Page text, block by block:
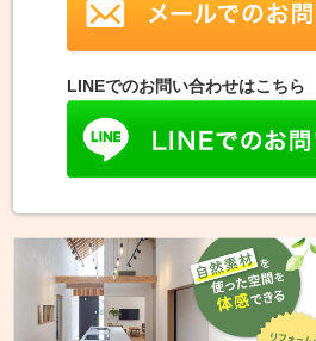
LINEでのお問い合わせはこちら